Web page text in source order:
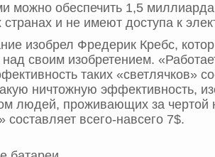
можно обеспечить 1,5
и не имеют доступа к
изобрел Фредерик Кребс,
над своим изобретением.
таких «светлячков»
ничтожную эффективность,
людей, проживающих за чертой
составляет всего-навсего 7$.